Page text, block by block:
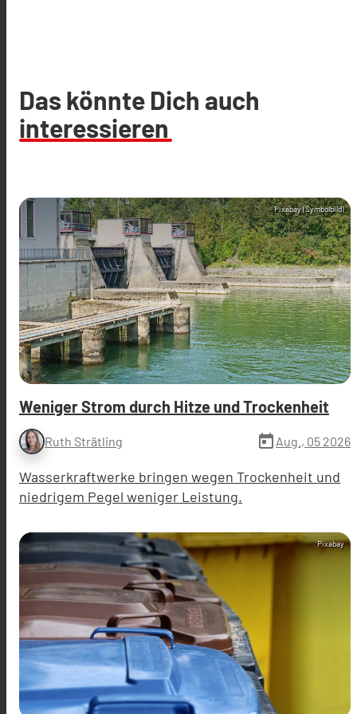
Das könnte Dich auch
interessieren
Pixabay (Symbolbild)
Weniger Strom durch Hitze und Trockenheit
Ruth Strätling today Aug., 05 2026
Wasserkraftwerke bringen wegen Trockenheit und
niedrigem Pegel weniger Leistung.
Pixabay